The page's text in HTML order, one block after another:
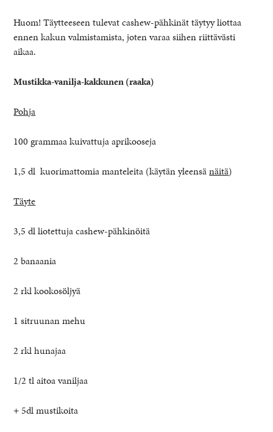
Huom! Täytteeseen tulevat cashew-pähkinät täytyy liottaa
ennen kakun valmistamista, joten varaa siihen riittävästi
aikaa.
Mustikka-vanilja-kakkunen (raaka)
Pohja
100 grammaa kuivattuja aprikooseja
1,5 dl kuorimattomia manteleita (käytän yleensänäitä)
Täyte
3,5 dl liotettuja cashew-pähkinöitä
2 banaania
2 rkl kookosöljyä
1 sitruunan mehu
2 rkl hunajaa
1/2 tl aitoa vaniljaa
+ 5dl mustikoita